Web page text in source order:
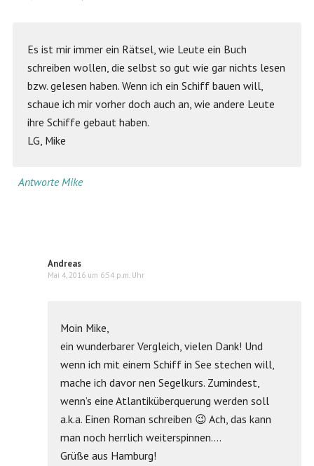
Es ist mir immer ein Rätsel, wie Leute ein Buch
schreiben wollen, die selbst so gut wie gar nichts lesen
bzw. gelesen haben. Wenn ich ein Schiff bauen will,
schaue ich mir vorher doch auch an, wie andere Leute
ihre Schiffe gebaut haben.
LG, Mike
Antworte Mike
Andreas
Mai 4, 2016 um 6:54 p.m. Uhr
Moin Mike,
ein wunderbarer Vergleich, vielen Dank! Und
wenn ich mit einem Schiff in See stechen will,
mache ich davor nen Segelkurs. Zumindest,
wenn’s eine Atlantiküberquerung werden soll
a.k.a. Einen Roman schreiben 😉 Ach, das kann
man noch herrlich weiterspinnen….
Grüße aus Hamburg!